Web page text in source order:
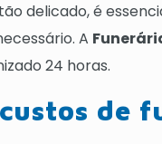
delicado, é
A
24 horas.
de